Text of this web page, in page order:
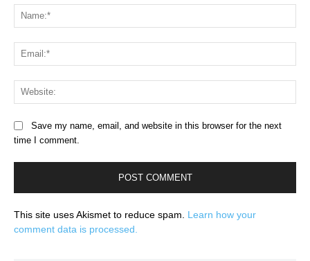
Save my name, email, and website in this browser for the next
time I comment.
This site uses Akismet to reduce spam. Learn how your
comment data is processed.